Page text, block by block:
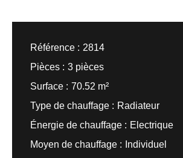
Référence
2814
Pièces
3 pièces
Surface
70.52 m²
Type de chauffage
Radiateur
Énergie de chauffage
Electrique
Moyen de chauffage
Individuel